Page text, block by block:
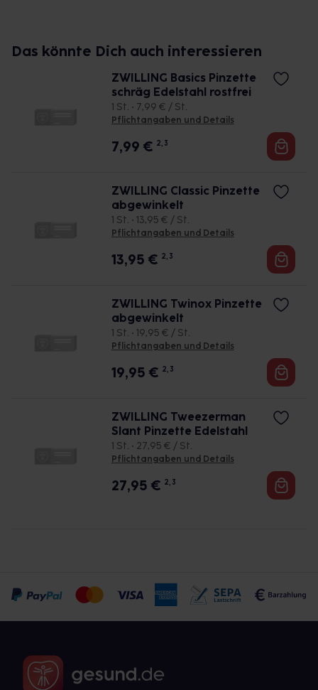
Das könnte Dich auch interessieren
ZWILLING Basics Pinzette
schräg Edelstahl rostfrei
1 St. • 7,99 € / St.
Pflichtangaben und Details
7,99 € 2, 3
ZWILLING Classic Pinzette
abgewinkelt
1 St. • 13,95 € / St.
Pflichtangaben und Details
13,95 € 2, 3
ZWILLING Twinox Pinzette
abgewinkelt
1 St. • 19,95 € / St.
Pflichtangaben und Details
19,95 € 2, 3
ZWILLING Tweezerman
Slant Pinzette Edelstahl
1 St. • 27,95 € / St.
Pflichtangaben und Details
27,95 € 2, 3